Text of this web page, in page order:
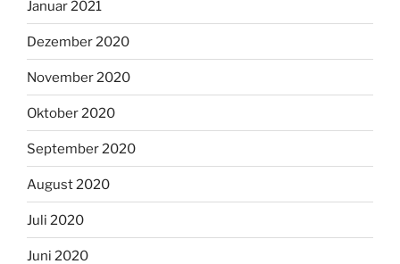
Januar 2021
Dezember 2020
November 2020
Oktober 2020
September 2020
August 2020
Juli 2020
Juni 2020